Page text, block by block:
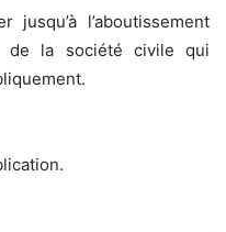
l’aboutissement
de la société civile qui